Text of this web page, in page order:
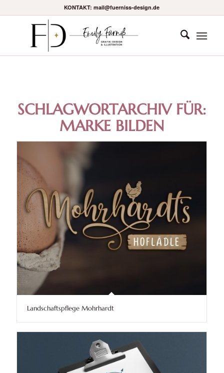
KONTAKT: mail@fuerniss-design.de
SCHLAGWORTARCHIV FÜR:
MARKE BILDEN
Landschaftspflege Mohrhardt